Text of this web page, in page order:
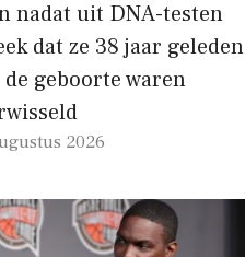
nadat uit DNA-testen
dat ze 38 jaar geleden
geboorte waren
2026